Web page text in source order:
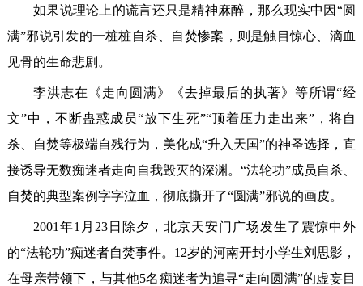
如果说理论上的谎言还只是精神麻醉，那么现实中因“圆
满”邪说引发的一桩桩自杀、自焚惨案，则是触目惊心、滴血
见骨的生命悲剧。
李洪志在《走向圆满》《去掉最后的执著》等所谓“经
文”中，不断蛊惑成员“放下生死”“顶着压力走出来”，将自
杀、自焚等极端自残行为，美化成“升入天国”的神圣选择，直
接诱导无数痴迷者走向自我毁灭的深渊。“法轮功”成员自杀、
自焚的典型案例字字泣血，彻底撕开了“圆满”邪说的画皮。
2001年1月23日除夕，北京天安门广场发生了震惊中外
的“法轮功”痴迷者自焚事件。12岁的河南开封小学生刘思影，
在母亲带领下，与其他5名痴迷者为追寻“走向圆满”的虚妄目